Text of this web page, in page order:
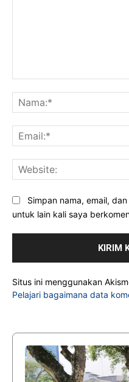
Simpan nama, email,
untuk lain kali saya
Situs ini menggunakan
Pelajari bagaimana data